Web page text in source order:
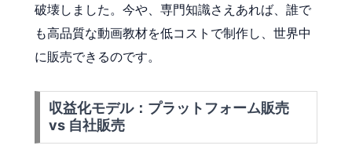
破壊しました。今や、専門知識さえあれば、誰で
も高品質な動画教材を低コストで制作し、世界中
に販売できるのです。
収益化モデル：プラットフォーム販売
vs 自社販売